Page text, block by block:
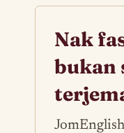
Nak
bukan